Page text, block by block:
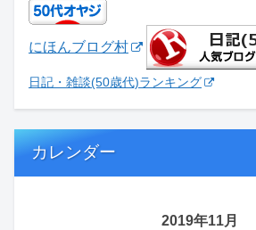
にほんブログ村
日記・雑談(50歳代)ランキング
カレンダー
2019年11月